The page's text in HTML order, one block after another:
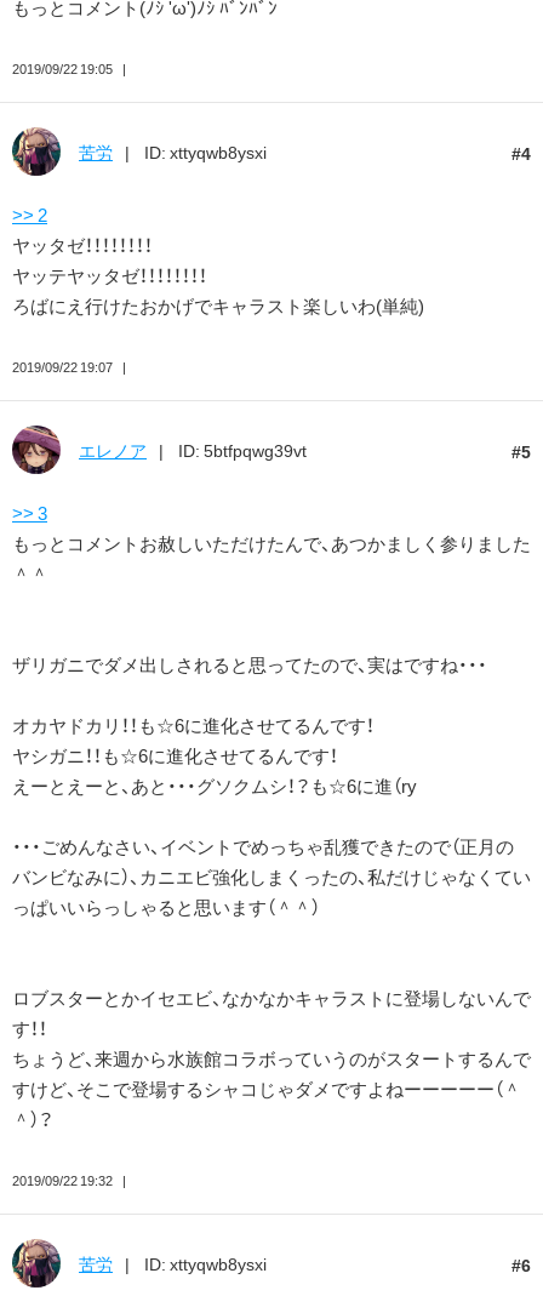
もっとコメント(ﾉｼ 'ω')ﾉｼ ﾊﾞﾝﾊﾞﾝ
2019/09/22 19:05
4
苦労 ID: xttyqwb8ysxi
>> 2
ヤッタゼ！！！！！！！！
ヤッテヤッタゼ！！！！！！！！
ろばにえ行けたおかげでキャラスト楽しいわ(単純)
2019/09/22 19:07
5
エレノア ID: 5btfpqwg39vt
>> 3
もっとコメントお赦しいただけたんで、あつかましく参りました
＾＾
ザリガニでダメ出しされると思ってたので、実はですね・・・
オカヤドカリ！！も☆6に進化させてるんです！
ヤシガニ！！も☆6に進化させてるんです！
えーとえーと、あと・・・グソクムシ！？も☆6に進（ry
・・・ごめんなさい、イベントでめっちゃ乱獲できたので（正月の
バンビなみに）、カニエビ強化しまくったの、私だけじゃなくてい
っぱいいらっしゃると思います（＾＾）
ロブスターとかイセエビ、なかなかキャラストに登場しないんで
す！！
ちょうど、来週から水族館コラボっていうのがスタートするんで
すけど、そこで登場するシャコじゃダメですよねーーーーー（＾
＾）？
2019/09/22 19:32
6
苦労 ID: xttyqwb8ysxi